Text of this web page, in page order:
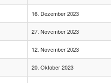
16. Dezember 2023
27. November 2023
12. November 2023
20. Oktober 2023